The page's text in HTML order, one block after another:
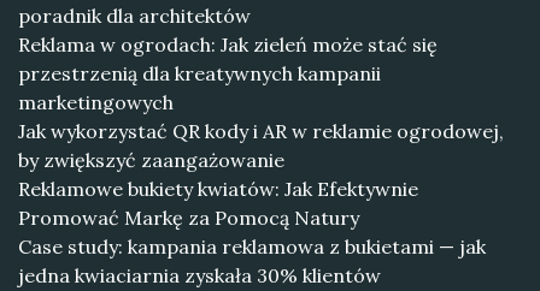
poradnik dla architektów
Reklama w ogrodach: Jak zieleń może stać się
przestrzenią dla kreatywnych kampanii
marketingowych
Jak wykorzystać QR kody i AR w reklamie ogrodowej,
by zwiększyć zaangażowanie
Reklamowe bukiety kwiatów: Jak Efektywnie
Promować Markę za Pomocą Natury
Case study: kampania reklamowa z bukietami — jak
jedna kwiaciarnia zyskała 30% klientów